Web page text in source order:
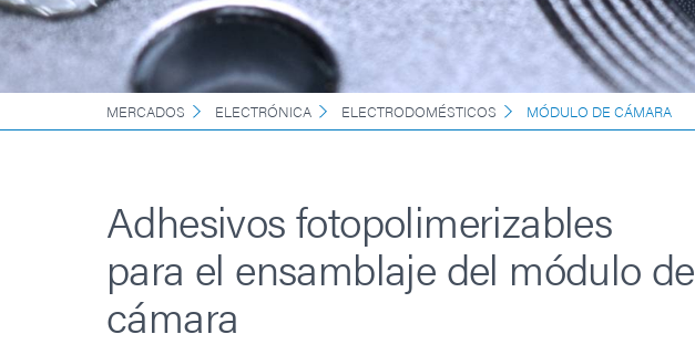
MERCADOS ELECTRÓNICA ELECTRODOMÉSTICOS MÓDULO DE CÁMARA
Adhesivos fotopolimerizables
para el ensamblaje del módulo de
cámara